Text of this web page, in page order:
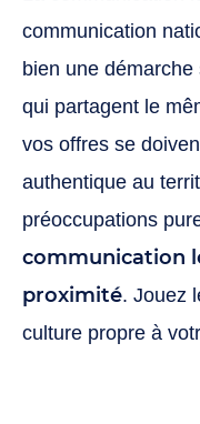
communication
bien une
qui partagent le
vos offres se
authentique au
préoccupations
communication
proximité. Jouez
culture propre à